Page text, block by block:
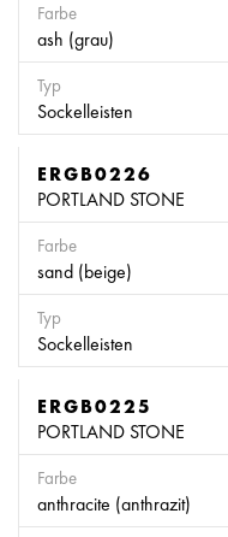
Farbe
ash (grau)
Typ
Sockelleisten
ERGB0226
PORTLAND STONE
Farbe
sand (beige)
Typ
Sockelleisten
ERGB0225
PORTLAND STONE
Farbe
anthracite (anthrazit)